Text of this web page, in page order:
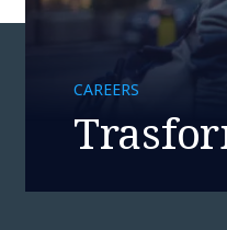
CAREERS